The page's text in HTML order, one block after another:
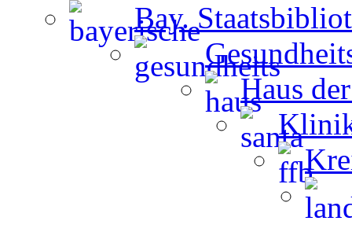
Bay.
Haus